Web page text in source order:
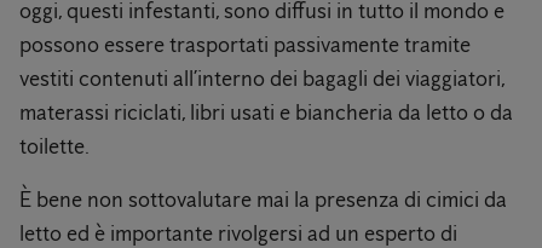
oggi, questi infestanti, sono diffusi in tutto il mondo e
possono essere trasportati passivamente tramite
vestiti contenuti all’interno dei bagagli dei viaggiatori,
materassi riciclati, libri usati e biancheria da letto o da
toilette.
È bene non sottovalutare mai la presenza di cimici da
letto ed è importante rivolgersi ad un esperto di